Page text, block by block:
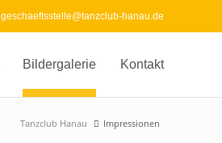
geschaeftsstelle@tanzclub-hanau.de
Bildergalerie Kontakt
Tanzclub Hanau Impressionen